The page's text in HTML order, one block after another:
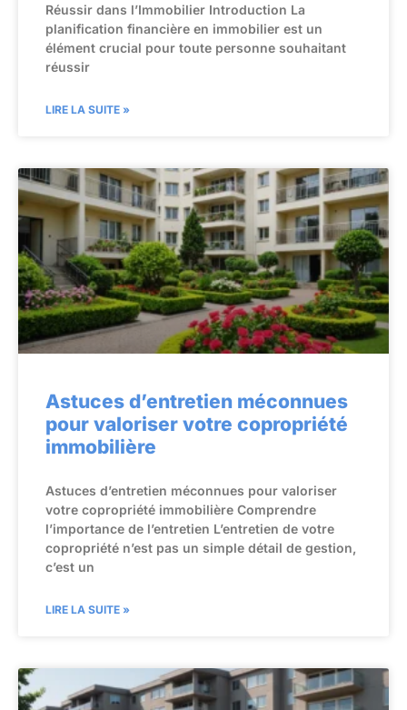
Réussir dans l’Immobilier Introduction La
planification financière en immobilier est un
élément crucial pour toute personne souhaitant
réussir
LIRE LA SUITE »
Astuces d’entretien méconnues
pour valoriser votre copropriété
immobilière
Astuces d’entretien méconnues pour valoriser
votre copropriété immobilière Comprendre
l’importance de l’entretien L’entretien de votre
copropriété n’est pas un simple détail de gestion,
c’est un
LIRE LA SUITE »